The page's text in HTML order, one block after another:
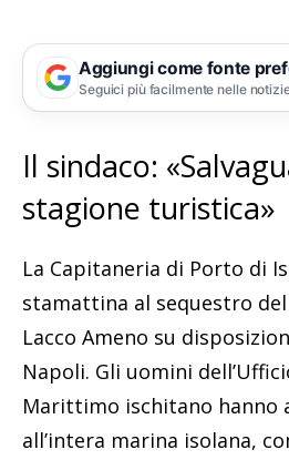
Aggiungi come fonte
Seguici più facilmente nelle
Il sindaco:
stagione turistica»
La Capitaneria di Porto di
stamattina al sequestro
Lacco Ameno su
Napoli. Gli uomini
Marittimo ischitano hanno
all’intera marina isolana,